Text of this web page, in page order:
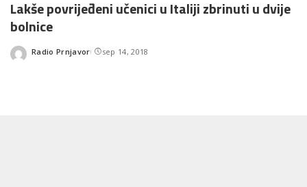
Lakše povrijeđeni učenici u Italiji zbrinuti u dvije
bolnice
Posted
Radio Prnjavor sep 14, 2018